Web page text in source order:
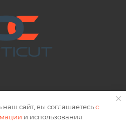
сайт, вы соглашаетесьс
и использования